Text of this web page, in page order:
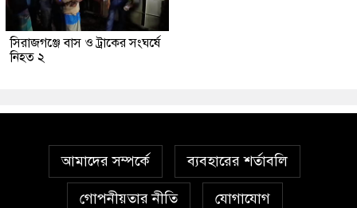
সিরাজগঞ্জে বাস ও ট্রাকের সংঘর্ষে
নিহত ২
আমাদের সম্পর্কে ব্যবহারের শর্তাবলি
গোপনীয়তার নীতি যোগাযোগ